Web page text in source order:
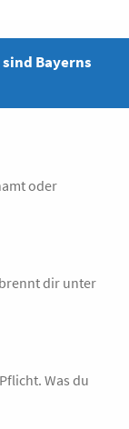
Bayerns
oder
dir unter
Was du